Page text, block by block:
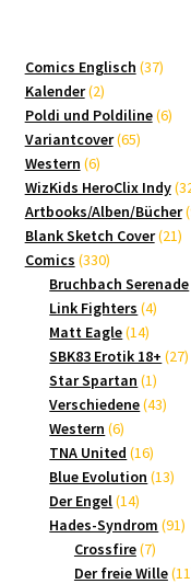
Comics Englisch 3737
Kalender 22
Produkte
Poldi und Poldiline 66
Variantcover 6565
Western 66
Produkte
WizKids HeroClix Indy
Artbooks/Alben/Bücher
Blank Sketch Cover 2121
Comics 330330
Produkte
Bruchbach Serenade
Link Fighters 44
Matt Eagle 1414
SBK83 Erotik 18+ 2727
Star Spartan 11
Verschiedene 4343
Western 66
Produkte
TNA United 1616
Blue Evolution 1313
Der Engel 1414
Produkte
Hades-Syndrom 9191
Crossfire 77
Der freie Wille 11